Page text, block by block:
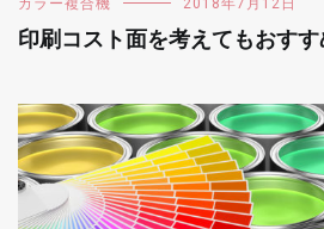
カラー複合機 2018年7月12日
印刷コスト面を考えてもおす